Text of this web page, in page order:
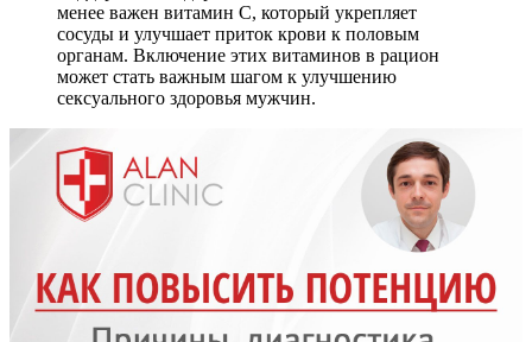
менее важен витамин C, который укрепляет
сосуды и улучшает приток крови к половым
органам. Включение этих витаминов в рацион
может стать важным шагом к улучшению
сексуального здоровья мужчин.